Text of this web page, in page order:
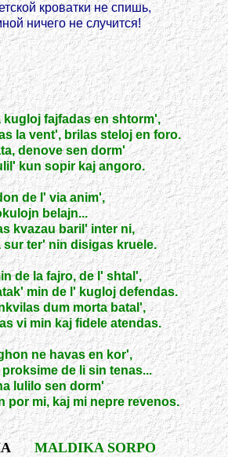
кроватки не спишь,
ничего не случится!
kugloj fajfadas en shtorm',
la vent', brilas steloj en foro.
denove sen dorm'
kun sopir kaj angoro.
de l' via anim',
belajn...
kvazau baril' inter ni,
sur ter' nin disigas kruele.
de la fajro, de l' shtal',
min de l' kugloj defendas.
dum morta batal',
vi min kaj fidele atendas.
ne havas en kor',
de li sin tenas...
lulilo sen dorm'
por mi, kaj mi nepre revenos.
MALDIKA SORPO